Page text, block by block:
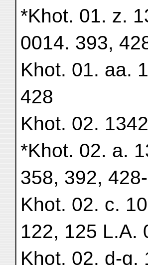
*Khot. 01. z.
0014. 393,
Khot. 01. aa.
428
Khot. 02.
*Khot. 02. a.
358, 392,
Khot. 02. c.
122, 125 L.A.
Khot. 02. d-g.